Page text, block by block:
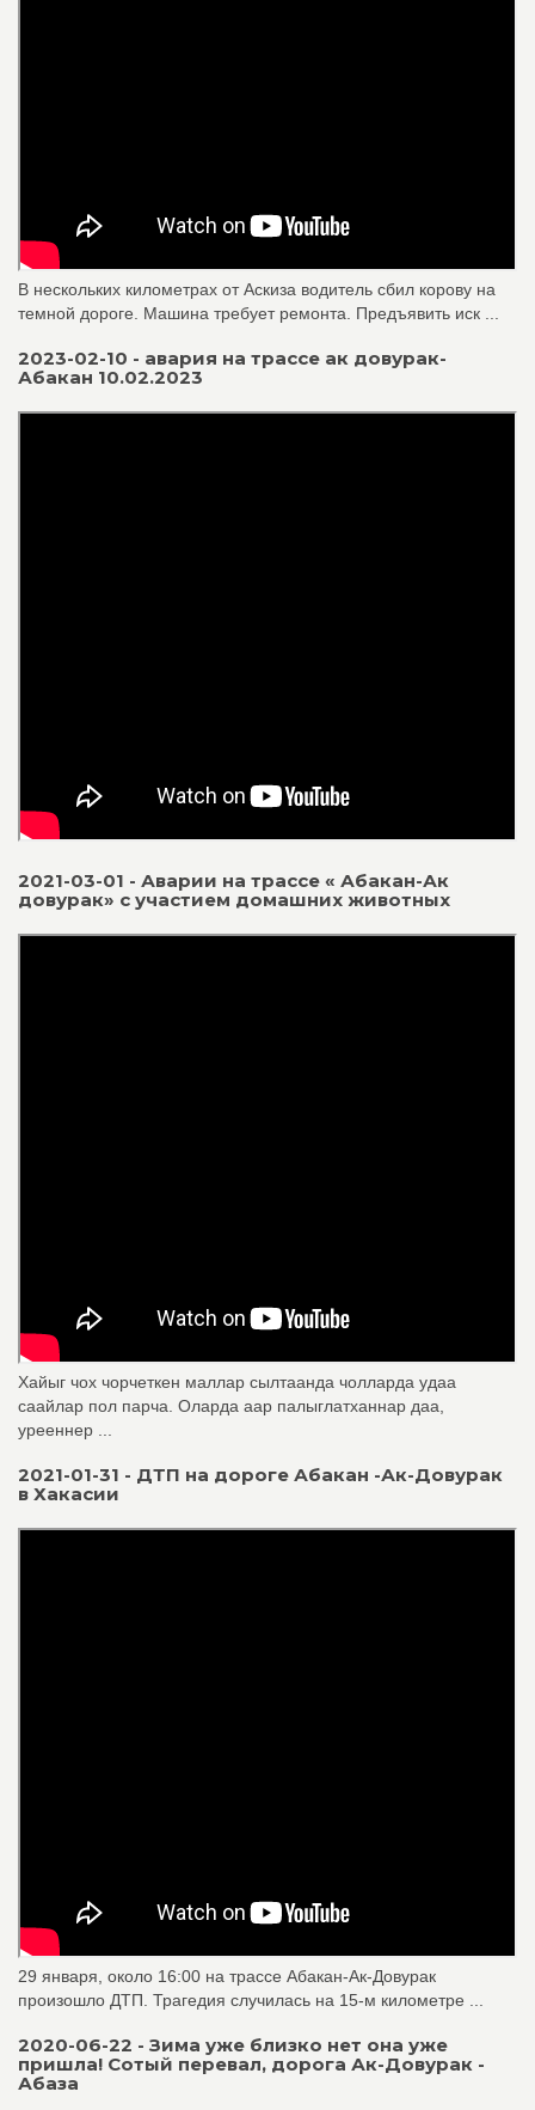
В нескольких километрах от Аскиза водитель сбил корову на
темной дороге. Машина требует ремонта. Предъявить иск ...
2023-02-10 - авария на трассе ак довурак-
Абакан 10.02.2023
2021-03-01 - Аварии на трассе « Абакан-Ак
довурак» с участием домашних животных
Хайыг чох чорчеткен маллар сылтаанда чолларда удаа
саайлар пол парча. Оларда аар палыглатханнар даа,
урееннер ...
2021-01-31 - ДТП на дороге Абакан -Ак-Довурак
в Хакасии
29 января, около 16:00 на трассе Абакан-Ак-Довурак
произошло ДТП. Трагедия случилась на 15-м километре ...
2020-06-22 - Зима уже близко нет она уже
пришла! Сотый перевал, дорога Ак-Довурак -
Абаза